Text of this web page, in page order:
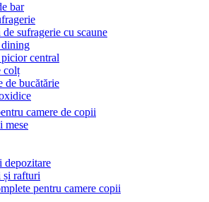
bar
de sufragerie cu scaune
dining
central
colț
de bucătărie
camere de copii
mese
depozitare
și rafturi
pentru camere copii